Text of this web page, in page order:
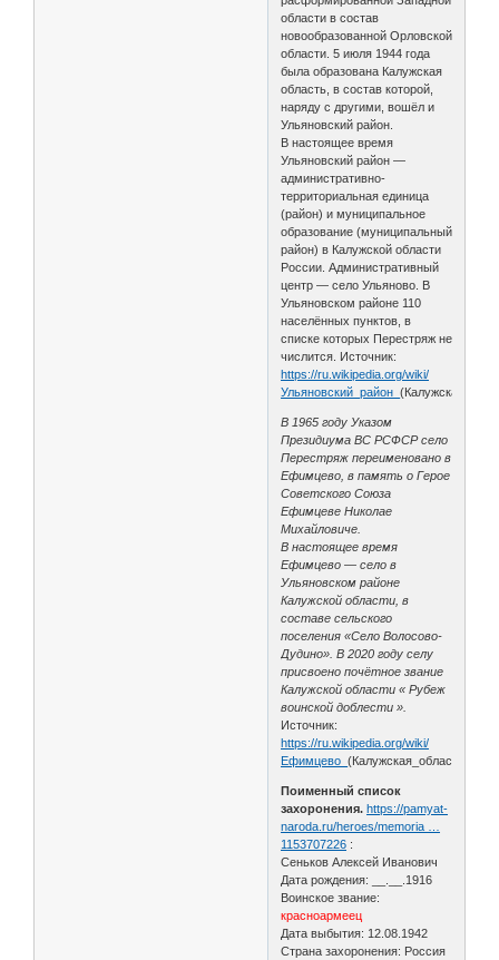
области в состав
новообразованной Орловской
области. 5 июля 1944 года
была образована Калужская
область, в состав которой,
наряду с другими, вошёл и
Ульяновский район.
В настоящее время
Ульяновский район —
административно-
территориальная единица
(район) и муниципальное
образование (муниципальный
район) в Калужской области
России. Административный
центр — село Ульяново. В
Ульяновском районе 110
населённых пунктов, в
списке которых Перестряж не
числится. Источник:
https://ru.wikipedia.org/wiki/
Ульяновский_район_
В 1965 году Указом
Президиума ВС РСФСР село
Перестряж переименовано в
Ефимцево, в память о Герое
Советского Союза
Ефимцеве Николае
Михайловиче.
В настоящее время
Ефимцево — село в
Ульяновском районе
Калужской области, в
составе сельского
поселения «Село Волосово-
Дудино». В 2020 году селу
присвоено почётное звание
Калужской области « Рубеж
воинской доблести ».
Источник:
https://ru.wikipedia.org/wiki/
Ефимцево_(Калужская_область)
Поименный список
захоронения.https://pamyat-
naroda.ru/heroes/memoria …
1153707226 :
Сеньков Алексей Иванович
Дата рождения: __.__.1916
Воинское звание:
красноармеец
Дата выбытия: 12.08.1942
Страна захоронения: Россия